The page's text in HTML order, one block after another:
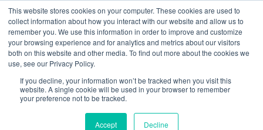
This website stores cookies on your computer. These cookies are used to
collect information about how you interact with our website and allow us to
remember you. We use this information in order to improve and customize
your browsing experience and for analytics and metrics about our visitors
both on this website and other media. To find out more about the cookies we
use, see our Privacy Policy.
If you decline, your information won’t be tracked when you visit this
website. A single cookie will be used in your browser to remember
your preference not to be tracked.
Accept Decline
Vai
contenuto
07/08/202612:32:30
LinkedinFacebook
X TelegramWhatsappMastodon
INIZIATIVE ASTORRI